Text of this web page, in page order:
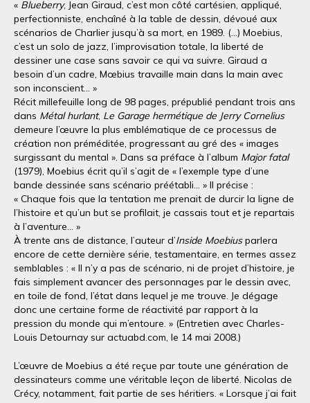
« Blueberry, Jean Giraud, c’est mon côté cartésien, appliqué,
perfectionniste, enchaîné à la table de dessin, dévoué aux
scénarios de Charlier jusqu’à sa mort, en 1989. (…) Moebius,
c’est un solo de jazz, l’improvisation totale, la liberté de
dessiner une case sans savoir ce qui va suivre. Giraud a
besoin d’un cadre, Mœbius travaille main dans la main avec
son inconscient... »
Récit millefeuille long de 98 pages, prépublié pendant trois ans
dans Métal hurlant, Le Garage hermétique de Jerry Cornelius
demeure l’œuvre la plus emblématique de ce processus de
création non préméditée, progressant au gré des « images
surgissant du mental ». Dans sa préface à l’album Major fatal
(1979), Moebius écrit qu’il s’agit de « l’exemple type d’une
bande dessinée sans scénario préétabli… » Il précise :
« Chaque fois que la tentation me prenait de durcir la ligne de
l’histoire et qu’un but se profilait, je cassais tout et je repartais
à l’aventure… »
À trente ans de distance, l’auteur d’Inside Moebiusparlera
encore de cette dernière série, testamentaire, en termes assez
semblables : « Il n’y a pas de scénario, ni de projet d’histoire, je
fais simplement avancer des personnages par le dessin avec,
en toile de fond, l’état dans lequel je me trouve. Je dégage
donc une certaine forme de réactivité par rapport à la
pression du monde qui m’entoure. » (Entretien avec Charles-
Louis Detournay sur actuabd.com, le 14 mai 2008.)
L’œuvre de Moebius a été reçue par toute une génération de
dessinateurs comme une véritable leçon de liberté. Nicolas de
Crécy, notamment, fait partie de ses héritiers. « Lorsque j’ai fait